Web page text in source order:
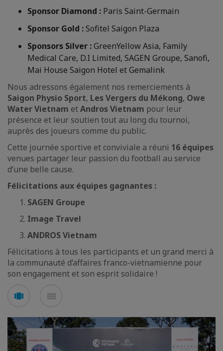
Sponsor Diamond : Paris Saint-Germain
Sponsor Gold :Sofitel Saigon Plaza
Sponsors Silver :GreenYellow Asia, Family
Medical Care, D.I Limited, SAGEN Groupe, Sanofi,
Mai House Saigon Hotel et Gemalink
Nous adressons également nos remerciements à
Saigon Physio Sport, Les Vergers du Mékong, Owe
Water Vietnam etAndros Vietnam pour leur
présence et leur soutien tout au long du tournoi,
auprès des joueurs comme du public.
Cette journée sportive et conviviale a réuni 16 équipes
venues partager leur passion du football au service
d’une belle cause.
Félicitations aux équipes gagnantes :
SAGEN Groupe
Image Travel
ANDROS Vietnam
Félicitations à tous les participants et un grand merci à
la communauté d’affaires franco-vietnamienne pour
son engagement et son esprit solidaire !
Voir
en
carousel
en
mosaïque